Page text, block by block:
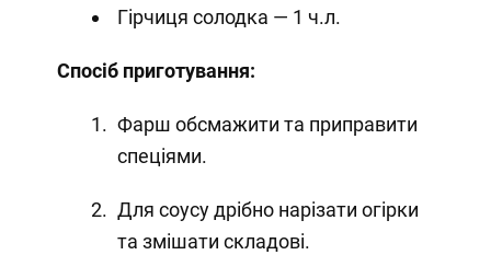
Гірчиця солодка — 1 ч.л.
Спосіб приготування:
Фарш обсмажити та приправити
спеціями.
Для соусу дрібно нарізати огірки
та змішати складові.